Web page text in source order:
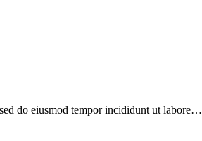
do eiusmod tempor incididunt ut labore…